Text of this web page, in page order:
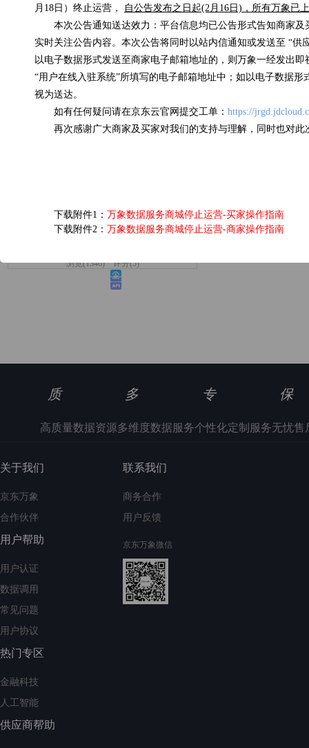
月18日）终止运营，
自公告发布之日起(2月16日)，所有万象已
本次公告通知送达效力：平台信息均已公告形式告知商家
实时关注公告内容。本次公告将同时以站内信通知或发送至 “供
以电子数据形式发送至商家电子邮箱地址的，则万象一经发出
“用户在线入驻系统”所填写的电子邮箱地址中；如以电子数据
视为送达。
如有任何疑问请在京东云官网提交工单： https://
再次感谢广大商家及买家对我们的支持与理解，同时也对
下载附件1： 万象数据服务商城停止运营-买家操作指南
下载附件2： 万象数据服务商城停止运营-商家操作指南
6.0元/次
浏览(1346) 评分(5)
质
高质量数据资源
多
多维度数据服务
专
个性化定制服务
保
无忧售
关于我们
京东万象
合作伙伴
用户帮助
用户认证
数据调用
常见问题
用户协议
热门专区
金融科技
人工智能
供应商帮助
联系我们
商务合作
用户反馈
京东万象微信